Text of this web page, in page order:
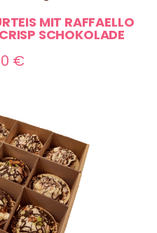
MIT RAFFAELLO
SCHOKOLADE
€